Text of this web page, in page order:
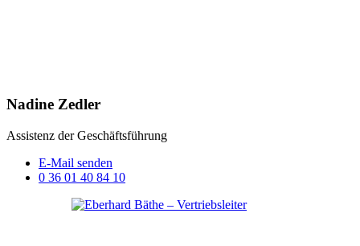
Nadine Zedler
Assistenz der Geschäftsführung
E-Mail senden
0 36 01 40 84 10